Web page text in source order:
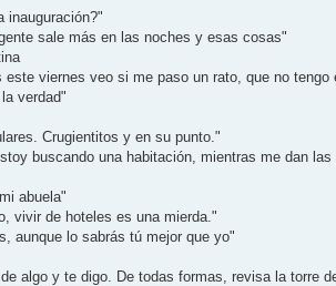
inauguración?"
sale más en las noches y esas cosas"
viernes veo si me paso un rato, que no tengo
verdad"
Crugientitos y en su punto."
buscando una habitación, mientras me dan
abuela"
vivir de hoteles es una mierda."
aunque lo sabrás tú mejor que yo"
algo y te digo. De todas formas, revisa la torre